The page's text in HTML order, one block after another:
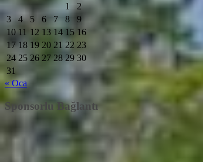
1
2
3
4 5 6 7 8
9
10 11 12 13 14 15 16
17 18 19 20 21 22 23
24 25 26 27 28 29 30
31
« Oca
Sponsorlu Bağlantı